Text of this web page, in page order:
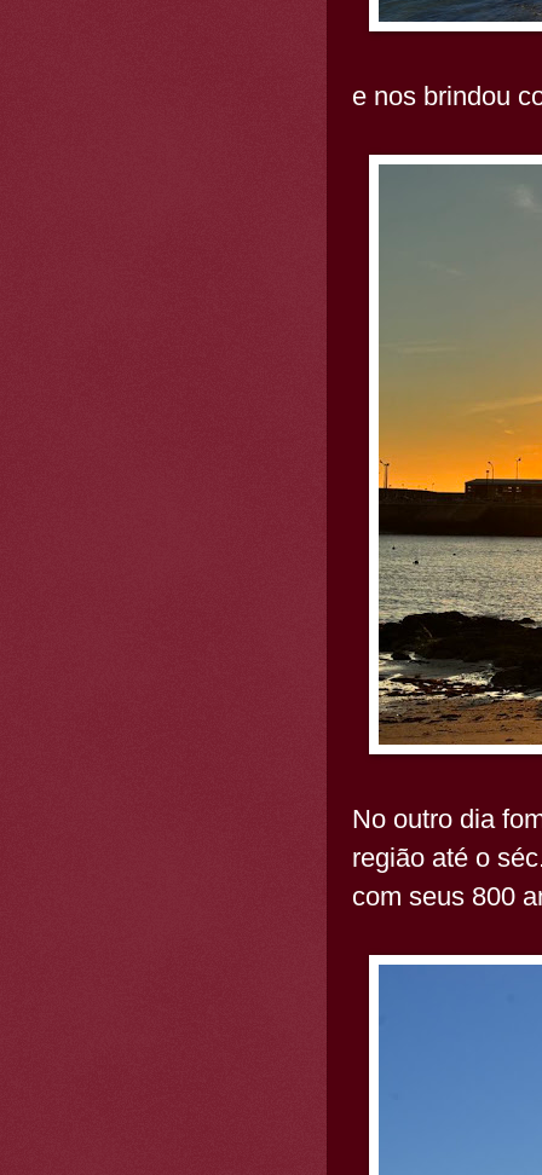
e nos brindou
No outro dia
região até o
com seus 800